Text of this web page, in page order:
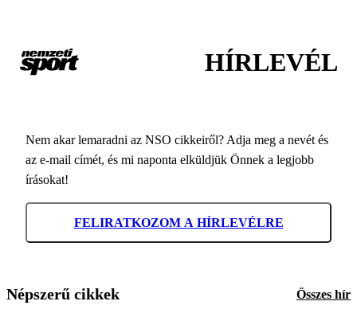
HÍRLEVÉL
Nem akar lemaradni az NSO cikkeiről? Adja meg a nevét és
az e-mail címét, és mi naponta elküldjük Önnek a legjobb
írásokat!
FELIRATKOZOM A HÍRLEVÉLRE
Népszerű cikkek Összes hír